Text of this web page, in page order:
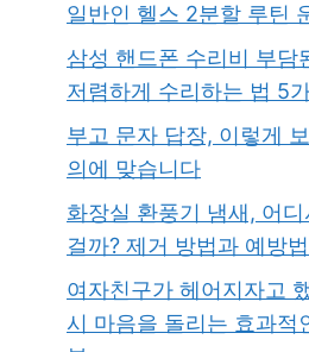
일반인 헬스 2분할 루틴
삼성 핸드폰 수리비 부담
저렴하게 수리하는 법 5
부고 문자 답장, 이렇게
의에 맞습니다
화장실 환풍기 냄새, 어
걸까? 제거 방법과 예방
여자친구가 헤어지자고
시 마음을 돌리는 효과적